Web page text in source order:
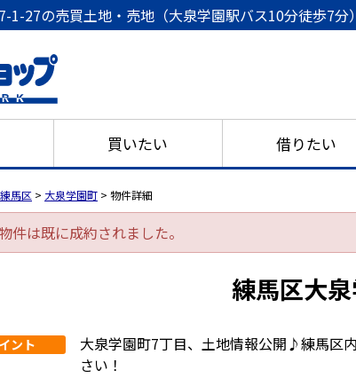
1-27の売買土地・売地（大泉学園駅バス10分徒歩7分
買いたい 借りたい
練馬区 > 大泉学園町 > 物件詳細
件は既に成約されました。
練馬区大
ント
大泉学園町7丁目、土地情報公開♪練馬区
さい！